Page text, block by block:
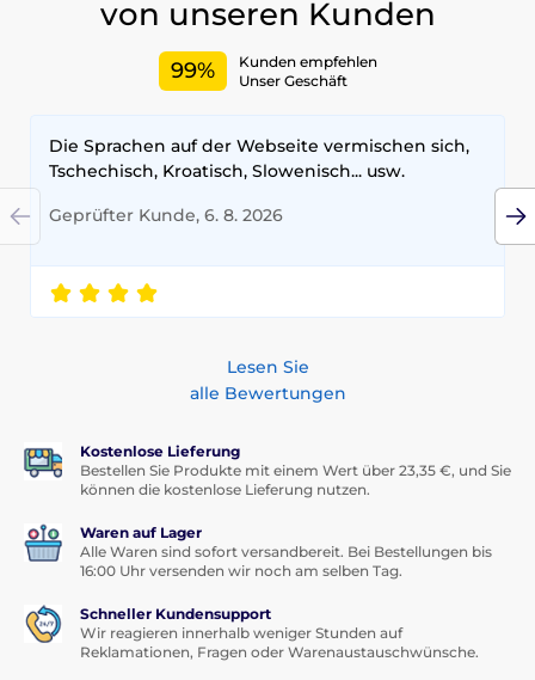
von unseren Kunden
99%
Kunden empfehlen
Unser Geschäft
Die Sprachen auf der Webseite vermischen sich,
Tschechisch, Kroatisch, Slowenisch... usw.
Geprüfter Kunde, 6. 8. 2026
Lesen Sie
alle Bewertungen
Kostenlose Lieferung
Bestellen Sie Produkte mit einem Wert über 23,35 €, und Sie
können die kostenlose Lieferung nutzen.
Waren auf Lager
Alle Waren sind sofort versandbereit. Bei Bestellungen bis
16:00 Uhr versenden wir noch am selben Tag.
Schneller Kundensupport
Wir reagieren innerhalb weniger Stunden auf
Reklamationen, Fragen oder Warenaustauschwünsche.